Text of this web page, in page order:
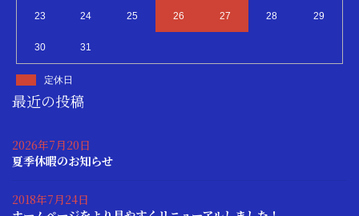
23 24 25 26 27 28 29
30 31
定休日
最近の投稿
2026年7月20日
夏季休暇のお知らせ
2018年7月24日